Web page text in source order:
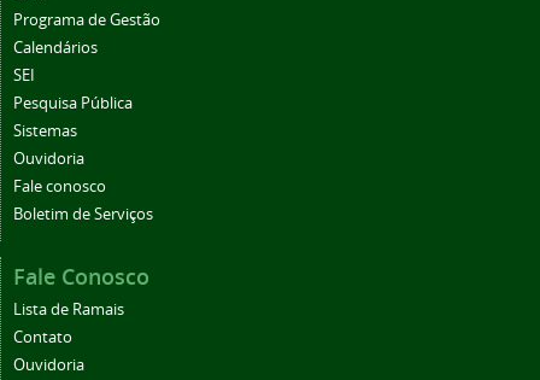
Programa de Gestão
Calendários
SEI
Pesquisa Pública
Sistemas
Ouvidoria
Fale conosco
Boletim de Serviços
Fale Conosco
Lista de Ramais
Contato
Ouvidoria